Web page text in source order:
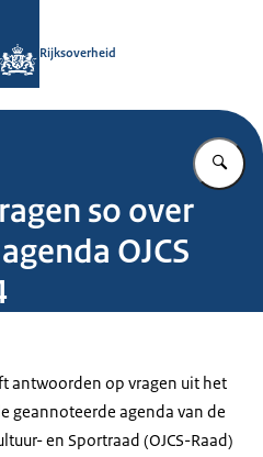
Rijksoverheid
so over
OJCS
antwoorden op vragen uit het
geannoteerde agenda van de
en Sportraad (OJCS-Raad)